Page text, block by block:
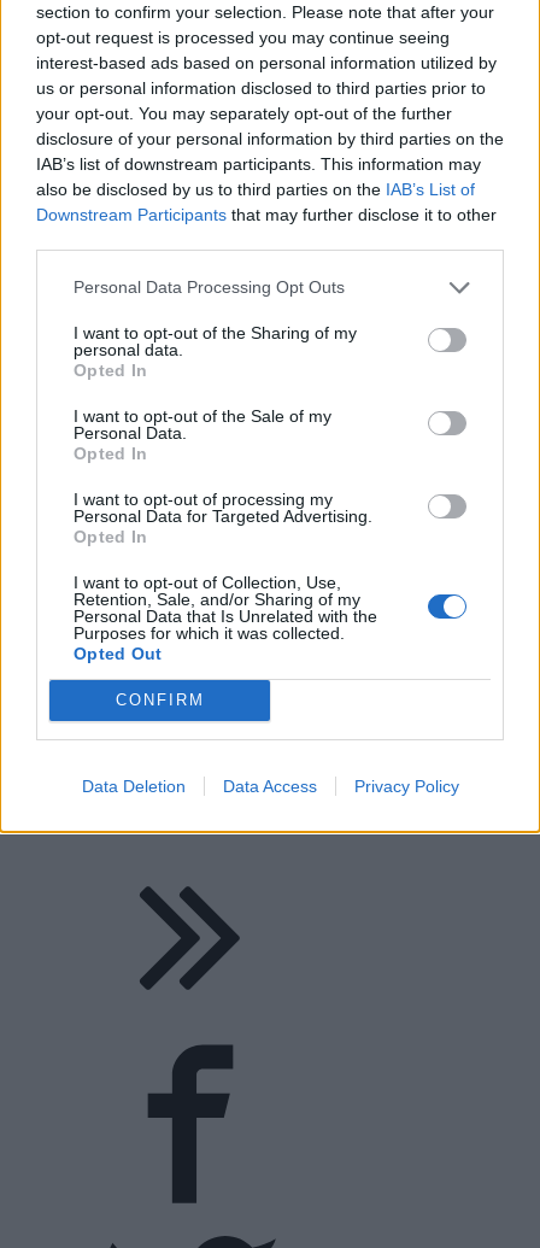
section to confirm your selection. Please note that after your
opt-out request is processed you may continue seeing
interest-based ads based on personal information utilized by
us or personal information disclosed to third parties prior to
your opt-out. You may separately opt-out of the further
disclosure of your personal information by third parties on the
IAB’s list of downstream participants. This information may
also be disclosed by us to third parties on the IAB’s List of
Downstream Participants that may further disclose it to other
Personal Data Processing Opt Outs
I want to opt-out of the Sharing of my
personal data.
Opted In
I want to opt-out of the Sale of my
Personal Data.
Opted In
I want to opt-out of processing my
Personal Data for Targeted Advertising.
Opted In
I want to opt-out of Collection, Use,
Retention, Sale, and/or Sharing of my
Personal Data that Is Unrelated with the
Purposes for which it was collected.
Opted Out
CONFIRM
Data Deletion Data Access Privacy Policy